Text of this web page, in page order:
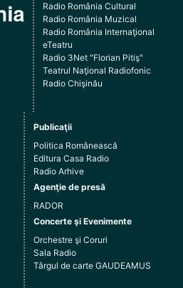
Radio România Cultural
Radio România Muzical
Radio România Internaţional
eTeatru
Radio 3Net "Florian Pitiş"
Teatrul Naţional Radiofonic
Radio Chişinău
Publicaţii
Politica Românească
Editura Casa Radio
Radio Arhive
Agenţie de presă
RADOR
Concerte şi Evenimente
Orchestre şi Coruri
Sala Radio
Târgul de carte GAUDEAMUS